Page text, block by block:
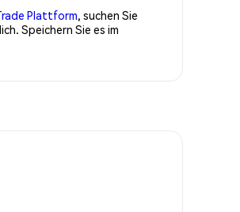
Plattform, suchen Sie
Speichern Sie es im